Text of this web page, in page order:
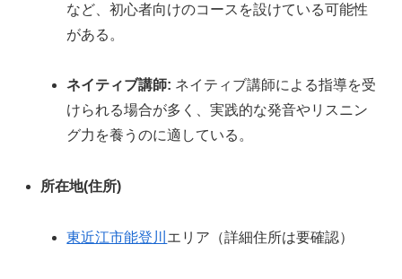
など、初心者向けのコースを設けている可能性
がある。
ネイティブ講師: ネイティブ講師による指導を受
けられる場合が多く、実践的な発音やリスニン
グ力を養うのに適している。
所在地(住所)
東近江市能登川 エリア（詳細住所は要確認）